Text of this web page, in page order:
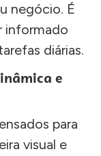
negócio. É
informado
diárias.
e
para
visual e